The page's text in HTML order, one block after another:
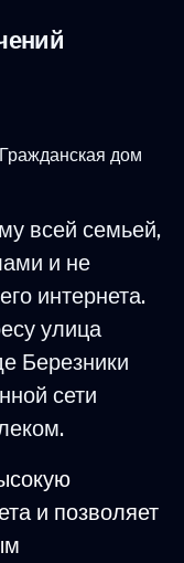
дом
всей семьей,
и не
интернета.
улица
Березники
сети
и позволяет